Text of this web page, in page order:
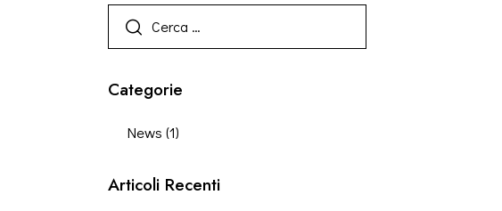
Categorie
News (1)
Articoli Recenti